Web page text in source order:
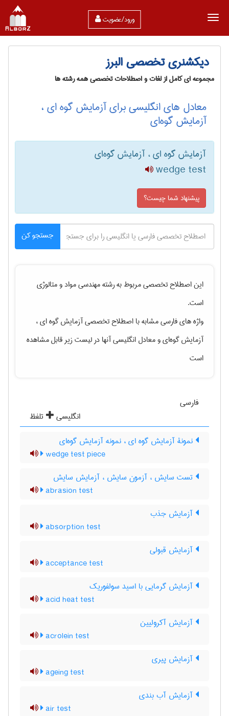
ورود/عضویت
دیکشنری تخصصی البرز
مجموعه ای کامل از لغات و اصطلاحات تخصصی همه رشته ها
معادل های انگلیسی برای آزمایش گوه ای ،
آزمایش گوه‌ای
آزمایش گوه ای ، آزمایش گوه‌ای
wedge test
پیشنهاد شما چیست؟
جستجو کن
این اصطلاح تخصصی مربوط به رشتهمهندسی مواد و متالوژی
است.
واژه های فارسی مشابه با اصطلاح تخصصیآزمایش گوه ای ،
آزمایش گوه‌ایو معادل انگلیسی آنها در لیست زیر قابل مشاهده
است
فارسی
انگلیسی
تلفظ
نمونۀ آزمایش گوه ای ، نمونه آزمایش گوه‌ای
wedge test piece
تست سایش ، آزمون سایش ، آزمایش سایش
abrasion test
آزمایش جذب
absorption test
آزمایش قبولی
acceptance test
آزمایش گرمایی با اسید سولفوریک
acid heat test
آزمایش آکرولیین
acrolein test
آزمایش پیری
ageing test
آزمایش آب بندی
air test